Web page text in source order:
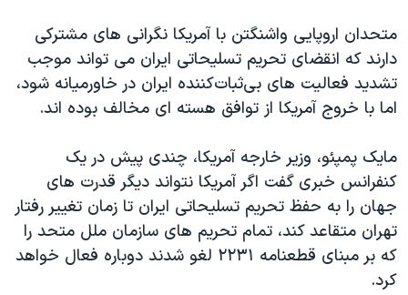
متحدان اروپایی واشنگتن با آمریکا نگرانی های مشترکی
دارند که انقضای تحریم تسلیحاتی ایران می تواند موجب
تشدید فعالیت های بی‌ثبات‌کننده ایران در خاورمیانه شود،
اما با خروج آمریکا از توافق هسته ای مخالف بوده اند.
مایک پمپئو، وزیر خارجه آمریکا، چندی پیش در یک
کنفرانس خبری گفت اگر آمریکا نتواند دیگر قدرت های
جهان را به حفظ تحریم تسلیحاتی ایران تا زمان تغییر رفتار
تهران متقاعد کند، تمام تحریم های سازمان ملل متحد را
که بر مبنای قطعنامه ۲۲۳۱ لغو شدند دوباره فعال خواهد
کرد.